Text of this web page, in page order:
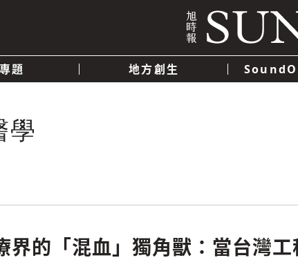
題 地方創生
學
界的「混血」獨角獸：當台灣